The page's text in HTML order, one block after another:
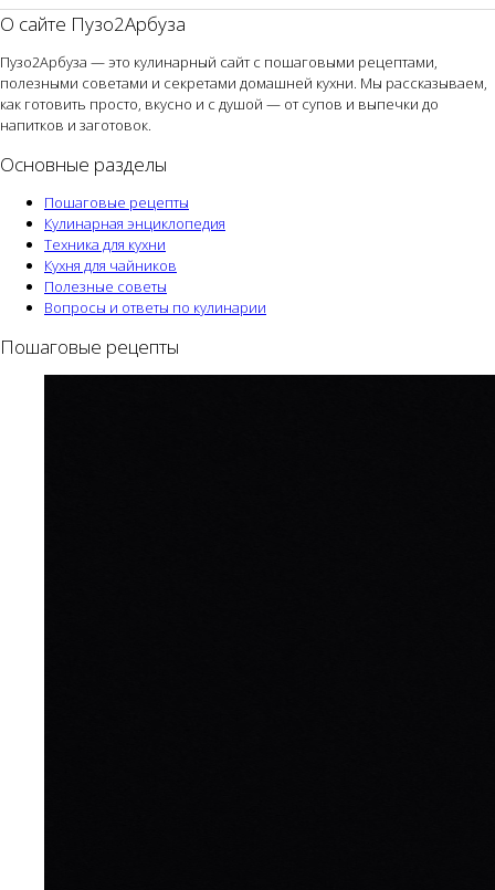
О сайте Пузо2Арбуза
Пузо2Арбуза — это кулинарный сайт с пошаговыми рецептами,
полезными советами и секретами домашней кухни. Мы рассказываем,
как готовить просто, вкусно и с душой — от супов и выпечки до
напитков и заготовок.
Основные разделы
Пошаговые рецепты
Кулинарная энциклопедия
Техника для кухни
Кухня для чайников
Полезные советы
Вопросы и ответы по кулинарии
Пошаговые рецепты